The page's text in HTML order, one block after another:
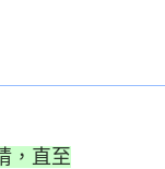
，直至